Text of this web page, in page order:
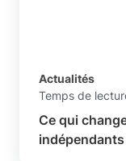
Actualités
Temps de
Ce qui